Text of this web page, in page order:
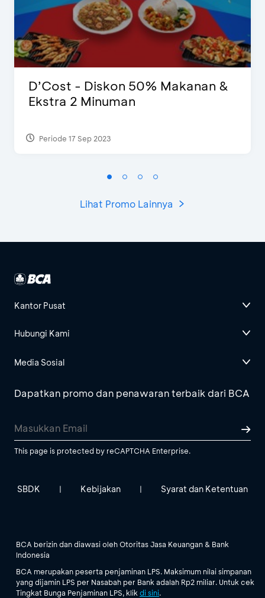
D’Cost - Diskon 50% Makanan &
Ekstra 2 Minuman
Periode 17 Sep 2023
Lihat Promo Lainnya
Kantor Pusat
Hubungi Kami
Media Sosial
Dapatkan promo dan penawaran terbaik dari BCA
This page is protected by reCAPTCHA Enterprise.
SBDK | Kebijakan | Syarat dan Ketentuan
BCA berizin dan diawasi oleh Otoritas Jasa Keuangan & Bank
Indonesia
BCA merupakan peserta penjaminan LPS. Maksimum nilai simpanan
yang dijamin LPS per Nasabah per Bank adalah Rp2 miliar. Untuk cek
Tingkat Bunga Penjaminan LPS, klik di sini.